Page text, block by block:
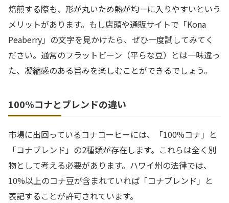
焙煎する際も、形が丸いため熱が均一に入りやすいという
メリットがあります。もし店頭や通販サイトで「Kona
Peaberry」の文字を見かけたら、ぜひ一度試してみてく
ださい。通常のフラットビーン（平らな豆）とは一味違っ
た、凝縮感のある旨みを楽しむことができるでしょう。
100%コナとブレンドの違い
市場に出回っているコナコーヒーには、「100%コナ」と
「コナブレンド」の2種類が存在します。これらは全く別
物として考える必要があります。ハワイ州の法律では、
10%以上のコナ豆が含まれていれば「コナブレンド」と
表記することが許可されています。